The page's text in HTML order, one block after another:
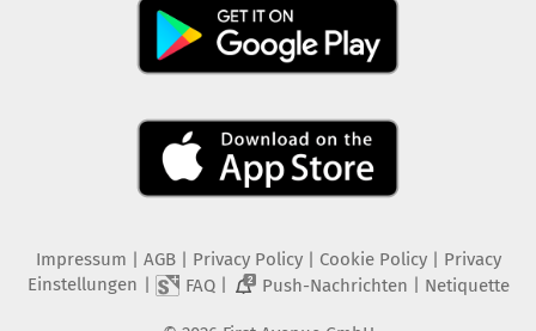
Impressum | AGB | Privacy Policy| Cookie Policy| Privacy
Einstellungen | FAQ| 2 Push-Nachrichten | Netiquette